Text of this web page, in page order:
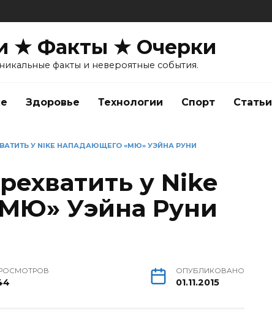
★ Факты ★ Очерки
факты и невероятные события.
Здоровье Технологии Спорт Статьи
У NIKE НАПАДАЮЩЕГО «МЮ» УЭЙНА РУНИ
у Nike
Уэйна Руни
ОПУБЛИКОВАНО
01.11.2015